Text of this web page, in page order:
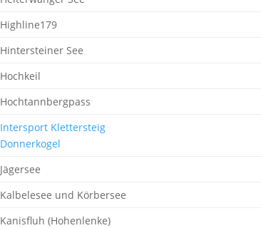
Highline179
Hintersteiner See
Hochkeil
Hochtannbergpass
Intersport Klettersteig
Donnerkogel
Jägersee
Kalbelesee und Körbersee
Kanisfluh (Hohenlenke)